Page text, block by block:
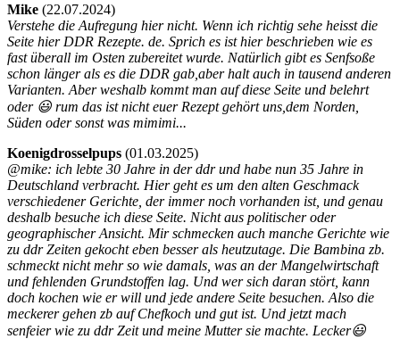
Mike (22.07.2024)
Verstehe die Aufregung hier nicht. Wenn ich richtig sehe heisst die
Seite hier DDR Rezepte. de. Sprich es ist hier beschrieben wie es
fast überall im Osten zubereitet wurde. Natürlich gibt es Senfsoße
schon länger als es die DDR gab,aber halt auch in tausend anderen
Varianten. Aber weshalb kommt man auf diese Seite und belehrt
oder 😃 rum das ist nicht euer Rezept gehört uns,dem Norden,
Süden oder sonst was mimimi...
Koenigdrosselpups (01.03.2025)
@mike: ich lebte 30 Jahre in der ddr und habe nun 35 Jahre in
Deutschland verbracht. Hier geht es um den alten Geschmack
verschiedener Gerichte, der immer noch vorhanden ist, und genau
deshalb besuche ich diese Seite. Nicht aus politischer oder
geographischer Ansicht. Mir schmecken auch manche Gerichte wie
zu ddr Zeiten gekocht eben besser als heutzutage. Die Bambina zb.
schmeckt nicht mehr so wie damals, was an der Mangelwirtschaft
und fehlenden Grundstoffen lag. Und wer sich daran stört, kann
doch kochen wie er will und jede andere Seite besuchen. Also die
meckerer gehen zb auf Chefkoch und gut ist. Und jetzt mach
senfeier wie zu ddr Zeit und meine Mutter sie machte. Lecker😃